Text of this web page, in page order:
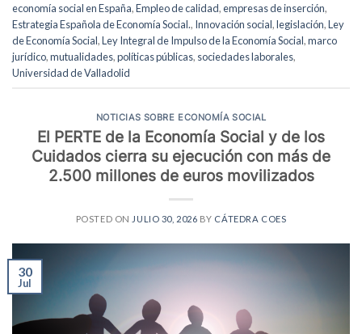
economía social en España,Empleo de calidad,empresas de inserción,
Estrategia Española de Economía Social., Innovación social,legislación,Ley
de Economía Social,Ley Integral de Impulso de la Economía Social,marco
jurídico,mutualidades,políticas públicas, sociedades laborales,
Universidad de Valladolid
NOTICIAS SOBRE ECONOMÍA SOCIAL
El PERTE de la Economía Social y de los
Cuidados cierra su ejecución con más de
2.500 millones de euros movilizados
POSTED ON JULIO 30, 2026 BY CÁTEDRA COES
30
Jul